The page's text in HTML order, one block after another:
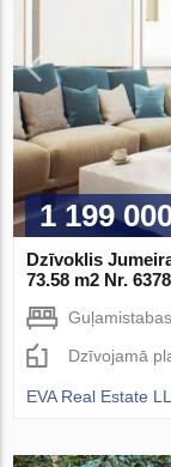
1 199
Dzīvoklis
73.58 m2 Nr.
Dzīvojamā
EVA Real Estate